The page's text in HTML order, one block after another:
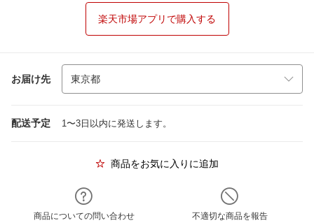
楽天市場アプリで購入する
お届け先
配送予定 1〜3日以内に発送します。
商品をお気に入りに追加
商品についての問い合わせ 不適切な商品を報告